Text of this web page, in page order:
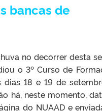
bancas de
no decorrer desta
o 3º Curso de
dias 18 e 19 de
há, neste momento,
do NUAAD e